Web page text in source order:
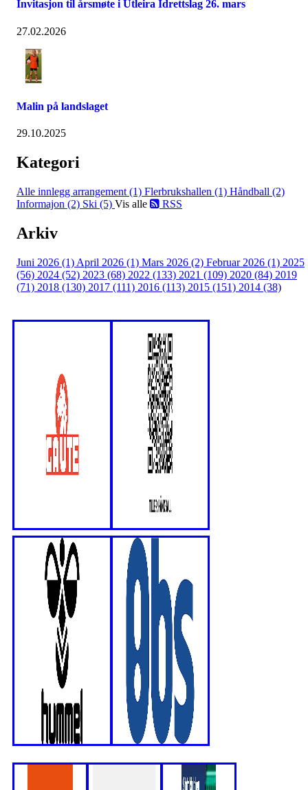
Invitasjon til årsmøte i Utleira Idrettslag 26. mars
27.02.2026
Malin på landslaget
29.10.2025
Kategori
Alle innlegg arrangement (1) Flerbrukshallen (1) Håndball (2)
Informajon (2) Ski (5) Vis alle RSS
Arkiv
Juni 2026 (1) April 2026 (1) Mars 2026 (2) Februar 2026 (1) 2025
(56) 2024 (52) 2023 (68) 2022 (133) 2021 (109) 2020 (84) 2019
(71) 2018 (130) 2017 (111) 2016 (113) 2015 (151) 2014 (38)